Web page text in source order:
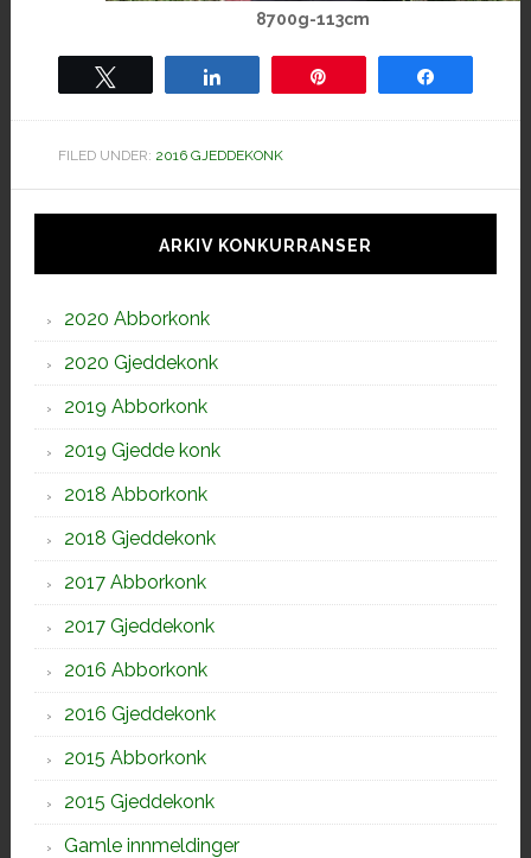
8700g-113cm
FILED UNDER: 2016 GJEDDEKONK
Hoved
ARKIV KONKURRANSER
2020 Abborkonk
2020 Gjeddekonk
2019 Abborkonk
2019 Gjedde konk
2018 Abborkonk
2018 Gjeddekonk
2017 Abborkonk
2017 Gjeddekonk
2016 Abborkonk
2016 Gjeddekonk
2015 Abborkonk
2015 Gjeddekonk
Gamle innmeldinger